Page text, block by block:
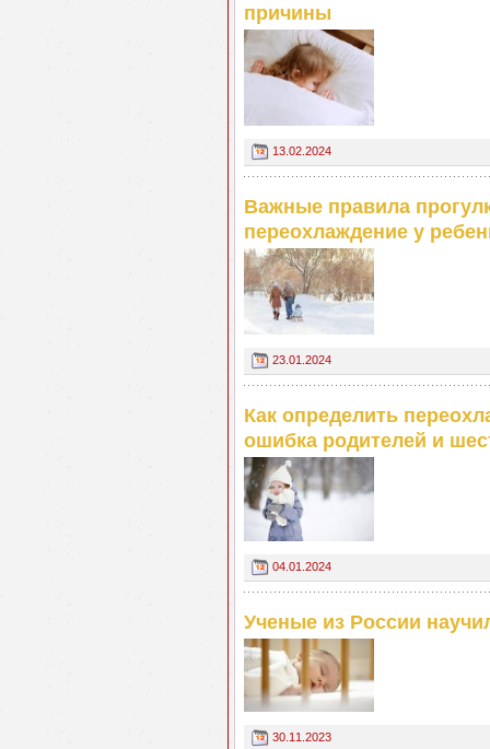
причины
13.02.2024
Важные правила
переохлаждение у
23.01.2024
Как определить
ошибка родителей и
04.01.2024
Ученые из России
30.11.2023